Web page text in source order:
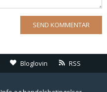
Bloglovin RSS